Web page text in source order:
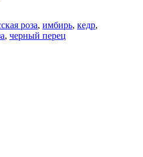
роза, имбирь, кедр,
, черный перец